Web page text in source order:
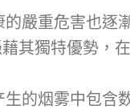
嚴重危害也逐
藉其獨特優勢，
的烟雾中包含